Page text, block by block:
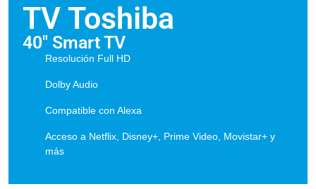
TV Toshiba
40" Smart TV
Resolución Full HD
Dolby Audio
Compatible con Alexa
Acceso a Netflix, Disney+, Prime Video, Movistar+ y
más